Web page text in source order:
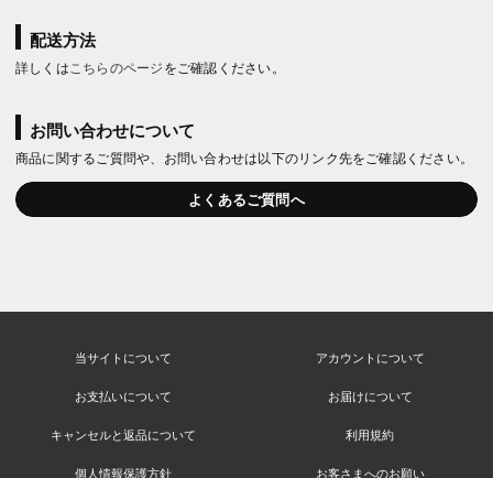
配送方法
詳しくは こちらのページをご確認ください。
お問い合わせについて
商品に関するご質問や、お問い合わせは以下のリンク先をご確認ください。
よくあるご質問へ
当サイトについて アカウントについて
お支払いについて お届けについて
キャンセルと返品について 利用規約
個人情報保護方針 お客さまへのお願い